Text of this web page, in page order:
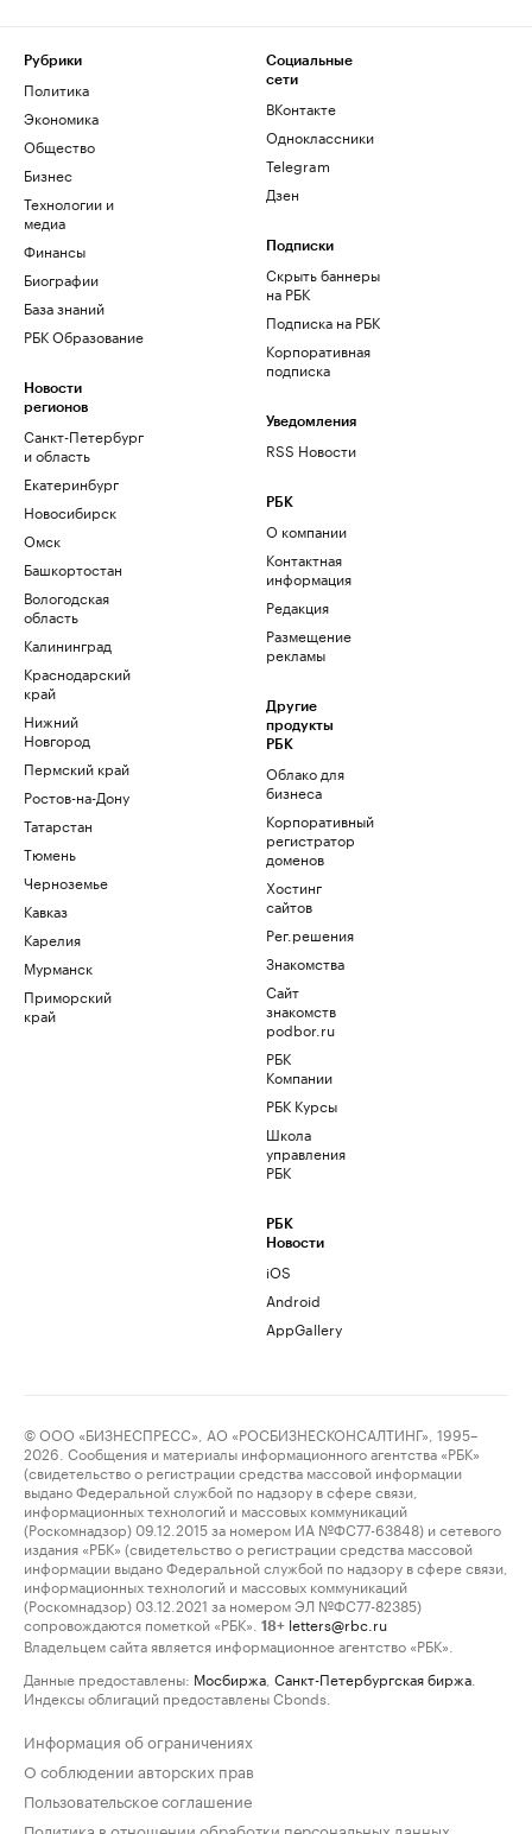
Рубрики
Политика
Экономика
Общество
Бизнес
Технологии и
медиа
Финансы
Биографии
База знаний
РБК Образование
Новости
регионов
Санкт-Петербург
и область
Екатеринбург
Новосибирск
Омск
Башкортостан
Вологодская
область
Калининград
Краснодарский
край
Нижний
Новгород
Пермский край
Ростов-на-Дону
Татарстан
Тюмень
Черноземье
Кавказ
Карелия
Мурманск
Приморский
край
Социальные
сети
ВКонтакте
Одноклассники
Telegram
Дзен
Подписки
Скрыть баннеры
на РБК
Подписка на РБК
Корпоративная
подписка
Уведомления
RSS Новости
РБК
О компании
Контактная
информация
Редакция
Размещение
рекламы
Другие
продукты
РБК
Облако для
бизнеса
Корпоративный
регистратор
доменов
Хостинг
сайтов
Рег.решения
Знакомства
Сайт
знакомств
podbor.ru
РБК
Компании
РБК Курсы
Школа
управления
РБК
РБК
Новости
iOS
Android
AppGallery
© ООО «БИЗНЕСПРЕСС», АО «РОСБИЗНЕСКОНСАЛТИНГ», 1995–
2026. Сообщения и материалы информационного агентства «РБК»
(свидетельство о регистрации средства массовой информации
выдано Федеральной службой по надзору в сфере связи,
информационных технологий и массовых коммуникаций
(Роскомнадзор) 09.12.2015 за номером ИА №ФС77-63848) и сетевого
издания «РБК» (свидетельство о регистрации средства массовой
информации выдано Федеральной службой по надзору в сфере связи,
информационных технологий и массовых коммуникаций
(Роскомнадзор) 03.12.2021 за номером ЭЛ №ФС77-82385)
сопровождаются пометкой «РБК».
18+ letters@rbc.ru
Владельцем сайта является информационное агентство «РБК».
Данные предоставлены: Мосбиржа Санкт-Петербургская биржа
Индексы облигаций предоставлены Cbonds.
Информация об ограничениях
О соблюдении авторских прав
Пользовательское соглашение